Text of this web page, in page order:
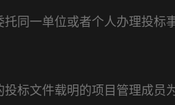
同一单位或者个人办理投标事
标文件载明的项目管理成员